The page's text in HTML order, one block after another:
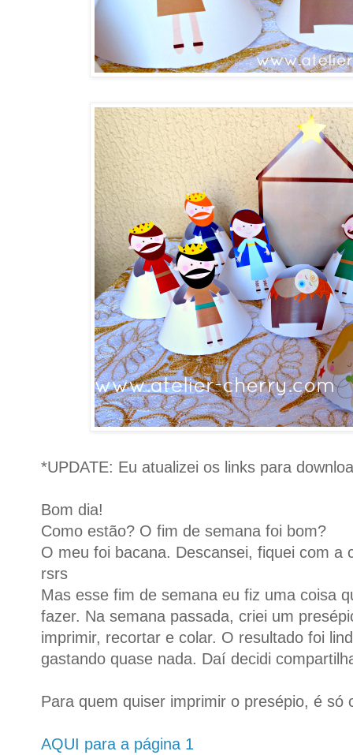
*UPDATE: Eu atualizei os links para
Bom dia!
Como estão? O fim de semana foi bom?
O meu foi bacana. Descansei, fiquei com a
rsrs
Mas esse fim de semana eu fiz uma coisa
fazer. Na semana passada, criei um
imprimir, recortar e colar. O resultado foi
gastando quase nada. Daí decidi
Para quem quiser imprimir o presépio, é só
AQUI para a página 1